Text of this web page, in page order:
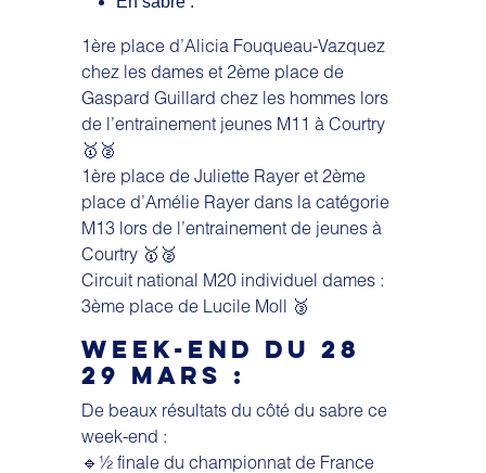
1ère place d’Alicia Fouqueau-Vazquez
chez les dames et 2ème place de
Gaspard Guillard chez les hommes lors
de l’entrainement jeunes M11 à Courtry
🥇🥈
1ère place de Juliette Rayer et 2ème
place d’Amélie Rayer dans la catégorie
M13 lors de l’entrainement de jeunes à
Courtry 🥇🥈
Circuit national M20 individuel dames :
3ème place de Lucile Moll 🥉
WEEK-END DU 28
29 MARS :
De beaux résultats du côté du sabre ce
week-end :
🔹½ finale du championnat de France